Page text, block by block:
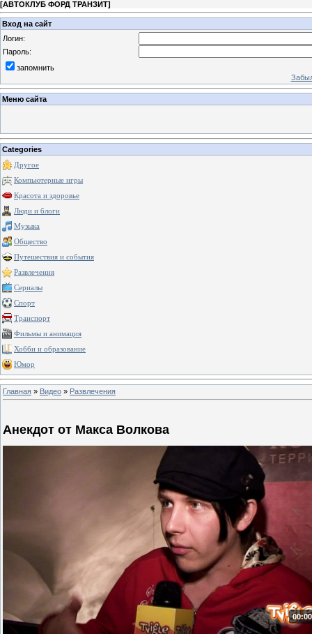
[АВТОКЛУБ ФОРД ТРАНЗИТ]
Вход на сайт
Логин:
Пароль:
запомнить
Меню сайта
Categories
Другое
Компьютерные игры
Красота и здоровье
Люди и блоги
Музыка
Общество
Путешествия и события
Развлечения
Сериалы
Спорт
Транспорт
Фильмы и анимация
Хобби и образование
Юмор
Главная » Видео » Развлечения
Анекдот от Макса Волкова